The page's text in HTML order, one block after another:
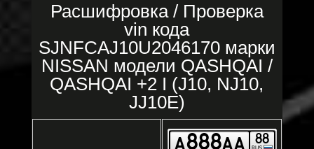
Расшифровка / Проверка
vin кода
SJNFCAJ10U2046170 марки
NISSAN модели QASHQAI /
QASHQAI +2 I (J10, NJ10,
JJ10E)